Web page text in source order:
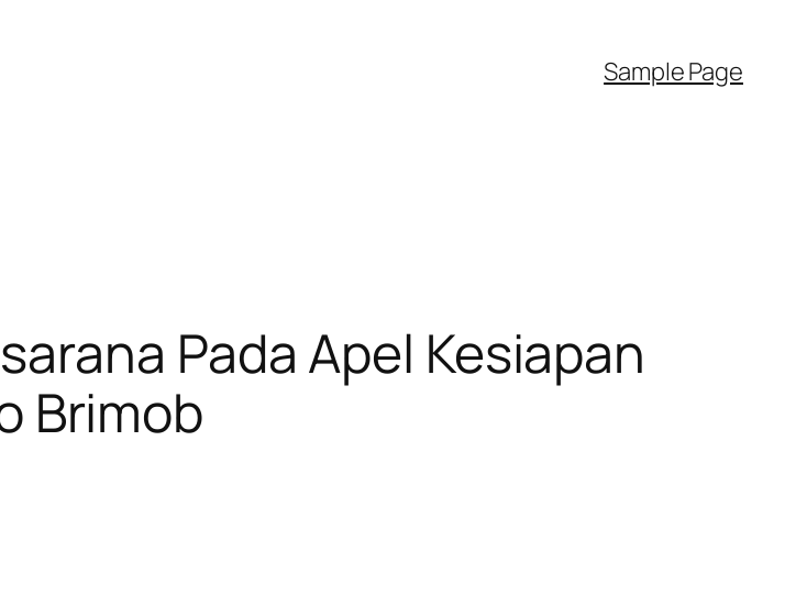
Sample Page
Pada Apel Kesiapan
Brimob